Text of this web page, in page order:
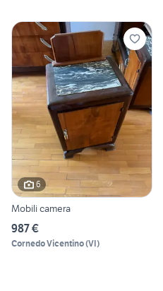
6
Mobili camera
987 €
Cornedo Vicentino(VI)